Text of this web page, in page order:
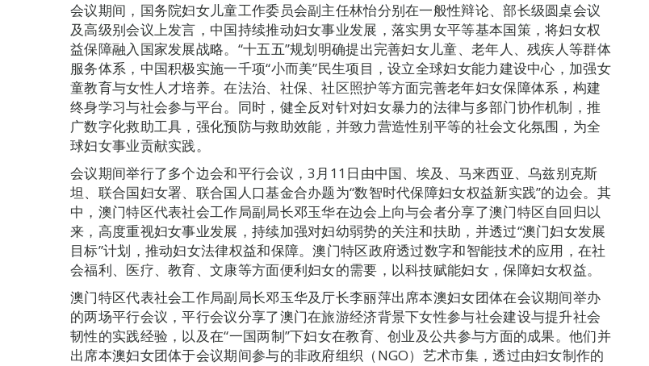
会议期间，国务院妇女儿童工作委员会副主任林怡分别在一般性辩论、部长级圆桌会议
及高级别会议上发言，中国持续推动妇女事业发展，落实男女平等基本国策，将妇女权
益保障融入国家发展战略。“十五五”规划明确提出完善妇女儿童、老年人、残疾人等群体
服务体系，中国积极实施一千项“小而美”民生项目，设立全球妇女能力建设中心，加强女
童教育与女性人才培养。在法治、社保、社区照护等方面完善老年妇女保障体系，构建
终身学习与社会参与平台。同时，健全反对针对妇女暴力的法律与多部门协作机制，推
广数字化救助工具，强化预防与救助效能，并致力营造性别平等的社会文化氛围，为全
球妇女事业贡献实践。
会议期间举行了多个边会和平行会议，3月11日由中国、埃及、马来西亚、乌兹别克斯
坦、联合国妇女署、联合国人口基金合办题为“数智时代保障妇女权益新实践”的边会。其
中，澳门特区代表社会工作局副局长邓玉华在边会上向与会者分享了澳门特区自回归以
来，高度重视妇女事业发展，持续加强对妇幼弱势的关注和扶助，并透过“澳门妇女发展
目标”计划，推动妇女法律权益和保障。澳门特区政府透过数字和智能技术的应用，在社
会福利、医疗、教育、文康等方面便利妇女的需要，以科技赋能妇女，保障妇女权益。
澳门特区代表社会工作局副局长邓玉华及厅长李丽萍出席本澳妇女团体在会议期间举办
的两场平行会议，平行会议分享了澳门在旅游经济背景下女性参与社会建设与提升社会
韧性的实践经验，以及在“一国两制”下妇女在教育、创业及公共参与方面的成果。他们并
出席本澳妇女团体于会议期间参与的非政府组织（NGO）艺术市集，透过由妇女制作的